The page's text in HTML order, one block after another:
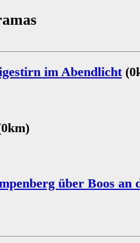
im Abendlicht
über Boos an